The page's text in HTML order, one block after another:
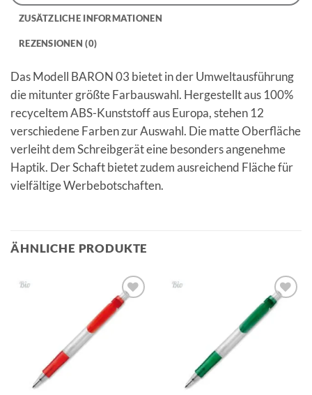
ZUSÄTZLICHE INFORMATIONEN
REZENSIONEN (0)
Das Modell BARON 03 bietet in der Umweltausführung
die mitunter größte Farbauswahl. Hergestellt aus 100%
recyceltem ABS-Kunststoff aus Europa, stehen 12
verschiedene Farben zur Auswahl. Die matte Oberfläche
verleiht dem Schreibgerät eine besonders angenehme
Haptik. Der Schaft bietet zudem ausreichend Fläche für
vielfältige Werbebotschaften.
ÄHNLICHE PRODUKTE
Auf die
Merkliste
Auf die
Merkliste